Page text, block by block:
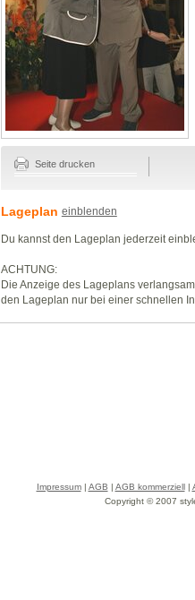
Seite drucken
Lageplan einblenden
Du kannst den Lageplan jederzeit
ACHTUNG:
Die Anzeige des Lageplans
den Lageplan nur bei einer schnellen
Impressum| AGB | AGB kommerziell|
Copyright © 2007